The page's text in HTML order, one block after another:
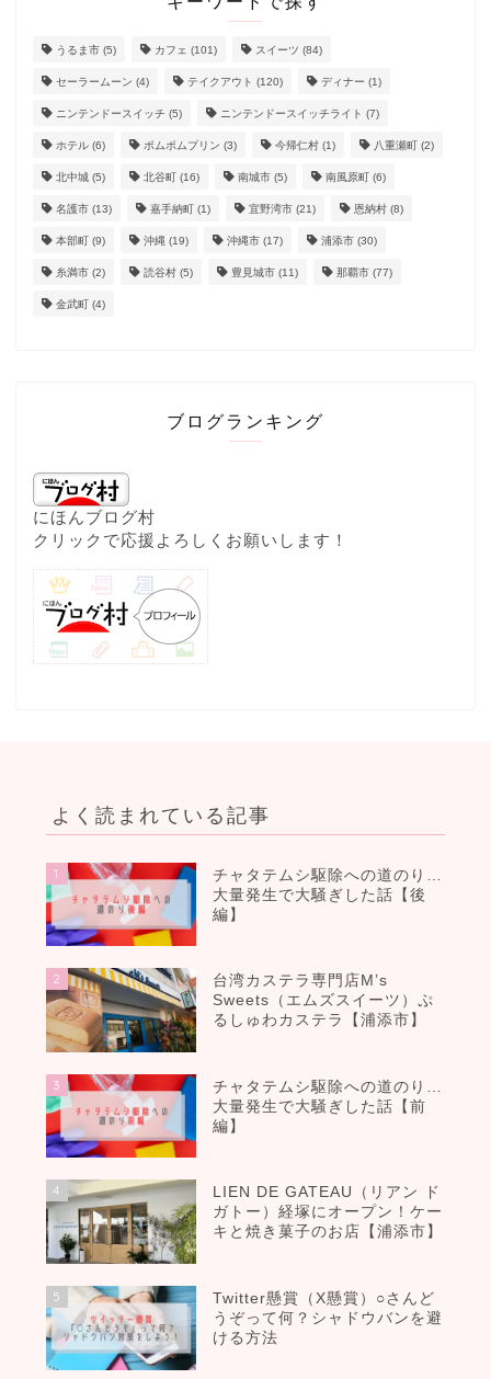
うるま市 (5) カフェ (101) スイーツ (84)
セーラームーン (4) テイクアウト (120) ディナー (1)
ニンテンドースイッチ (5) ニンテンドースイッチライト (7)
ホテル (6) ポムポムプリン (3) 今帰仁村 (1) 八重瀬町 (2)
北中城 (5) 北谷町 (16) 南城市 (5) 南風原町 (6)
名護市 (13) 嘉手納町 (1) 宜野湾市 (21) 恩納村 (8)
本部町 (9) 沖縄 (19) 沖縄市 (17) 浦添市 (30)
糸満市 (2) 読谷村 (5) 豊見城市 (11) 那覇市 (77)
金武町 (4)
ブログランキング
にほんブログ村
クリックで応援よろしくお願いします！
よく読まれている記事
1
チャタテムシ駆除への道のり…
大量発生で大騒ぎした話【後
編】
2
台湾カステラ専門店M’s
Sweets（エムズスイーツ）ぷ
るしゅわカステラ【浦添市】
3
チャタテムシ駆除への道のり…
大量発生で大騒ぎした話【前
編】
4
LIEN DE GATEAU（リアン ド
ガトー）経塚にオープン！ケー
キと焼き菓子のお店【浦添市】
5
Twitter懸賞（X懸賞）○さんど
うぞって何？シャドウバンを避
ける方法